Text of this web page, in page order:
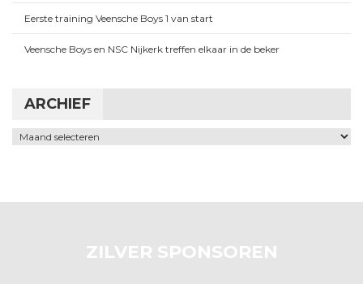
Eerste training Veensche Boys 1 van start
Veensche Boys en NSC Nijkerk treffen elkaar in de beker
ARCHIEF
Archief
ZILVER SPONSOREN